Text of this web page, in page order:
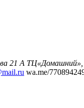
wa.me/